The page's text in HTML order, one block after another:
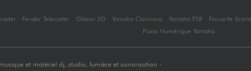
Fender Telecaster Gibson SG Yamaha Clavinova Yamaha PSR Focusrite
Piano Numérique Yamaha
et matériel dj, studio, lumière et sonorisation -